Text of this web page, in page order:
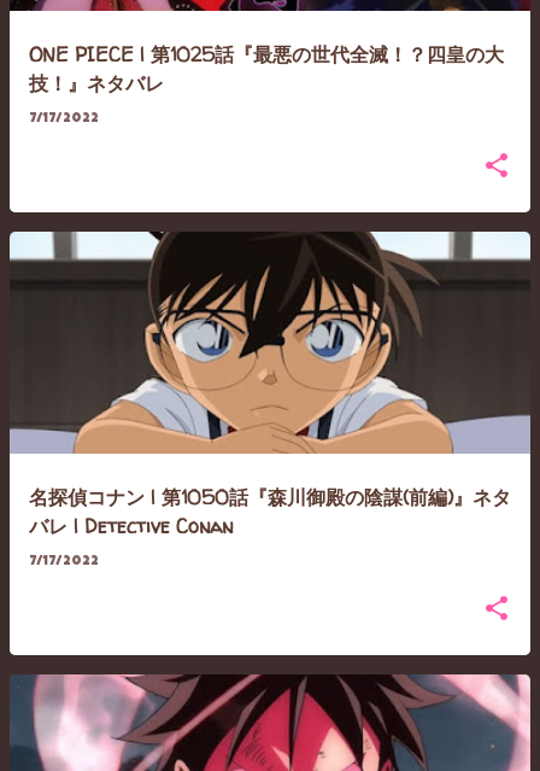
ONE PIECE | 第1025話『最悪の世代全滅！？四皇の大
技！』ネタバレ
7/17/2022
名探偵コナン | 第1050話『森川御殿の陰謀(前編)』ネタ
バレ | Detective Conan
7/17/2022